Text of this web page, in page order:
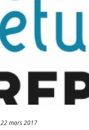
22 mars 2017